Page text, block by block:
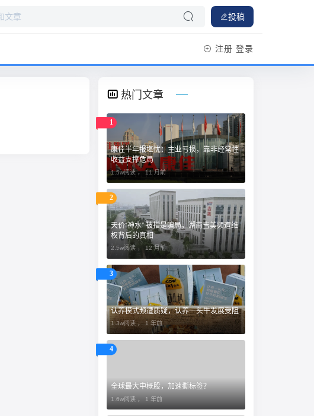
投稿
注册 登录
热门文章
1
康佳半年报堪忧：主业亏损，靠非经常性
收益支撑危局
1.5w阅读 ，11 月前
2
天价“神水” 被指是骗局，湖南吉美频遭维
权背后的真相
2.5w阅读 ， 12 月前
3
认养模式频遭质疑，认养一头牛发展受阻
1.3w阅读 ， 1 年前
4
全球最大中概股，加速撕标签？
1.6w阅读 ， 1 年前